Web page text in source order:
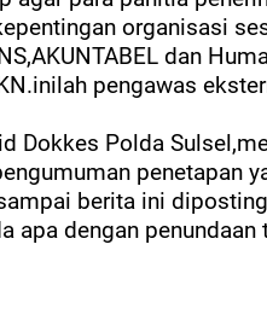
organisasi
dan
pengawas
Dokkes Polda
penetapan
berita ini
apa dengan penundaan